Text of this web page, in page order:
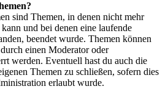
sind Themen, in denen nicht mehr
und bei denen eine laufende
beendet wurde. Themen können
einen Moderator oder
werden. Eventuell hast du auch die
Themen zu schließen, sofern dies
erlaubt wurde.